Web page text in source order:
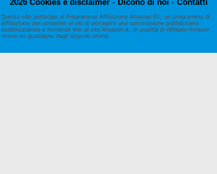
2026 Cookies e disclaimer- Dicono di noi - Contatti